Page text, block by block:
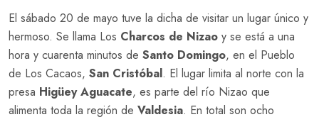
El sábado 20 de mayo tuve la dicha de visitar un lugar único y
hermoso. Se llama Los Charcos de Nizao y se está a una
hora y cuarenta minutos de Santo Domingo, en el Pueblo
de Los Cacaos, San Cristóbal. El lugar limita al norte con la
presa Higüey Aguacate, es parte del río Nizao que
alimenta toda la región de Valdesia. En total son ocho